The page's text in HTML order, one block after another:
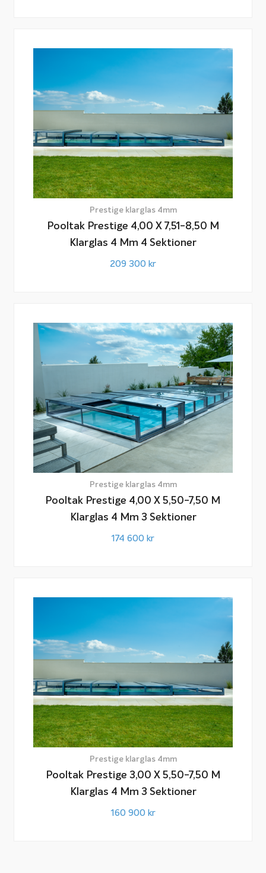
Prestige klarglas 4mm
Pooltak Prestige 4,00 X 7,51-8,50 M
Klarglas 4 Mm 4 Sektioner
209 300 kr
Prestige klarglas 4mm
Pooltak Prestige 4,00 X 5,50-7,50 M
Klarglas 4 Mm 3 Sektioner
174 600 kr
Prestige klarglas 4mm
Pooltak Prestige 3,00 X 5,50-7,50 M
Klarglas 4 Mm 3 Sektioner
160 900 kr